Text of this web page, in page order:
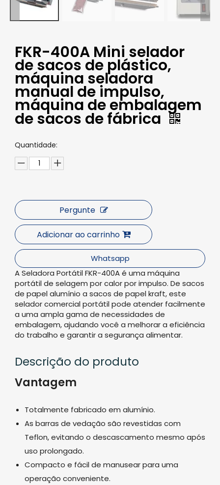
FKR-400A Mini selador
de sacos de plástico,
máquina seladora
manual de impulso,
máquina de embalagem
de sacos de fábrica
Quantidade:
Pergunte
Adicionar ao carrinho
Whatsapp
A Seladora Portátil FKR-400A é uma máquina
portátil de selagem por calor por impulso. De sacos
de papel alumínio a sacos de papel kraft, este
selador comercial portátil pode atender facilmente
a uma ampla gama de necessidades de
embalagem, ajudando você a melhorar a eficiência
do trabalho e garantir a segurança alimentar.
Descrição do produto
Vantagem
Totalmente fabricado em alumínio.
As barras de vedação são revestidas com
Teflon, evitando o descascamento mesmo após
uso prolongado.
Compacto e fácil de manusear para uma
operação conveniente.